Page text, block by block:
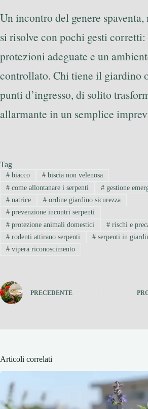
Un incontro del genere spaventa,
si risolve con pochi gesti
protezioni adeguate e un
controllato. Chi tiene il giardino
punti d’ingresso, di solito
allarmante in un semplice
Tag
#biacco #biscia non velenosa
#come allontanare i serpenti #gestione
#natrice #ordine giardino sicurezza
#prevenzione incontri serpenti
#protezione animali domestici #rischi e
#rodenti attirano serpenti #serpenti in
#vipera riconoscimento
PRECEDENTE
Articoli correlati